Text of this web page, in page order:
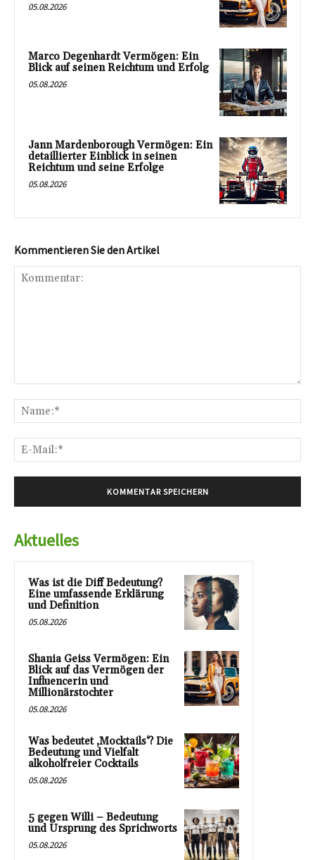
05.08.2026
Marco Degenhardt Vermögen: Ein
Blick auf seinen Reichtum und Erfolg
05.08.2026
Jann Mardenborough Vermögen: Ein
detaillierter Einblick in seinen
Reichtum und seine Erfolge
05.08.2026
Kommentieren Sie den Artikel
Aktuelles
Was ist die Diff Bedeutung?
Eine umfassende Erklärung
und Definition
05.08.2026
Shania Geiss Vermögen: Ein
Blick auf das Vermögen der
Influencerin und
Millionärstochter
05.08.2026
Was bedeutet ‚Mocktails‘? Die
Bedeutung und Vielfalt
alkoholfreier Cocktails
05.08.2026
5 gegen Willi – Bedeutung
und Ursprung des Sprichworts
05.08.2026